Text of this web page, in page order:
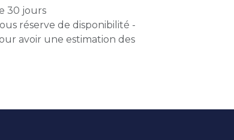
30 jours
réserve de disponibilité -
avoir une estimation des